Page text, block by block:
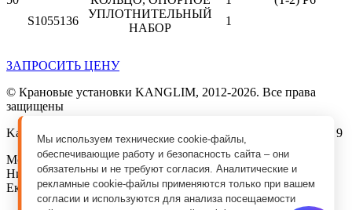
S1055136
УПЛОТНИТЕЛЬНЫЙ
НАБОР
1
ЗАПРОСИТЬ ЦЕНУ
© Крановые установки KANGLIM, 2012-2026. Все права
защищены
Kanglim MSK Compani, г. Москва, ул. Талалихина, д. 41, стр. 9
Москва, Санкт-Петербург, Краснодар, Ростов-на-Дону,
Нижний Новгород, Самара, Красноярск, Ижевск,
Екатеринбург, Тюмень, Новосибирск
Мы используем технические cookie-файлы,
обеспечивающие работу и безопасность сайта – они
обязательны и не требуют согласия. Аналитические и
рекламные cookie-файлы применяются только при вашем
согласии и используются для анализа посещаемости